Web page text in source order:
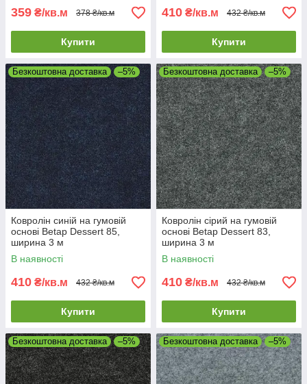
359 ₴/кв.м 378 ₴/кв.м
Купити
410 ₴/кв.м 432 ₴/кв.м
Купити
Безкоштовна доставка –5%
Ковролін синій на гумовій
основі Betap Dessert 85,
ширина 3 м
В наявності
410 ₴/кв.м 432 ₴/кв.м
Купити
Безкоштовна доставка –5%
Ковролін сірий на гумовій
основі Betap Dessert 83,
ширина 3 м
В наявності
410 ₴/кв.м 432 ₴/кв.м
Купити
Безкоштовна доставка –5% Безкоштовна доставка –5%